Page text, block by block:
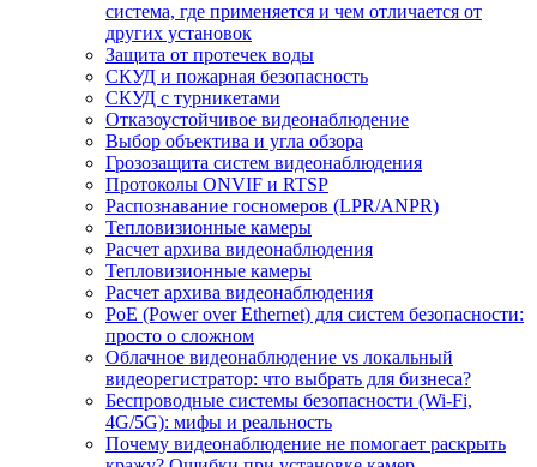
система, где применяется и чем отличается от
других установок
Защита от протечек воды
СКУД и пожарная безопасность
СКУД с турникетами
Отказоустойчивое видеонаблюдение
Выбор объектива и угла обзора
Грозозащита систем видеонаблюдения
Протоколы ONVIF и RTSP
Распознавание госномеров (LPR/ANPR)
Тепловизионные камеры
Расчет архива видеонаблюдения
Тепловизионные камеры
Расчет архива видеонаблюдения
PoE (Power over Ethernet) для систем безопасности:
просто о сложном
Облачное видеонаблюдение vs локальный
видеорегистратор: что выбрать для бизнеса?
Беспроводные системы безопасности (Wi-Fi,
4G/5G): мифы и реальность
Почему видеонаблюдение не помогает раскрыть